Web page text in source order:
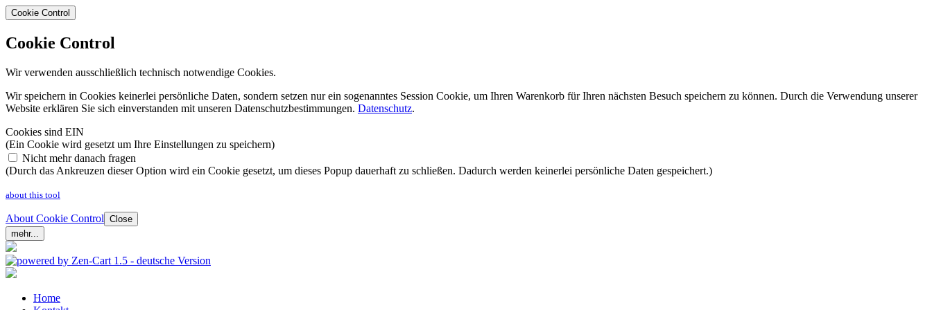
Cookie Control
Cookie Control
Wir verwenden ausschließlich technisch notwendige Cookies.
Wir speichern in Cookies keinerlei persönliche Daten, sondern setzen nur ein sogenanntes Session Cookie, um Ihren Warenkorb für Ihren nächsten Besuch speichern zu können. Durch die Verwendung unserer
Website erklären Sie sich einverstanden mit unseren Datenschutzbestimmungen. Datenschutz.
Cookies sind EIN
(Ein Cookie wird gesetzt um Ihre Einstellungen zu speichern)
Nicht mehr danach fragen
(Durch das Ankreuzen dieser Option wird ein Cookie gesetzt, um dieses Popup dauerhaft zu schließen. Dadurch werden keinerlei persönliche Daten gespeichert.)
about this tool
About Cookie Control Close
mehr...
Home